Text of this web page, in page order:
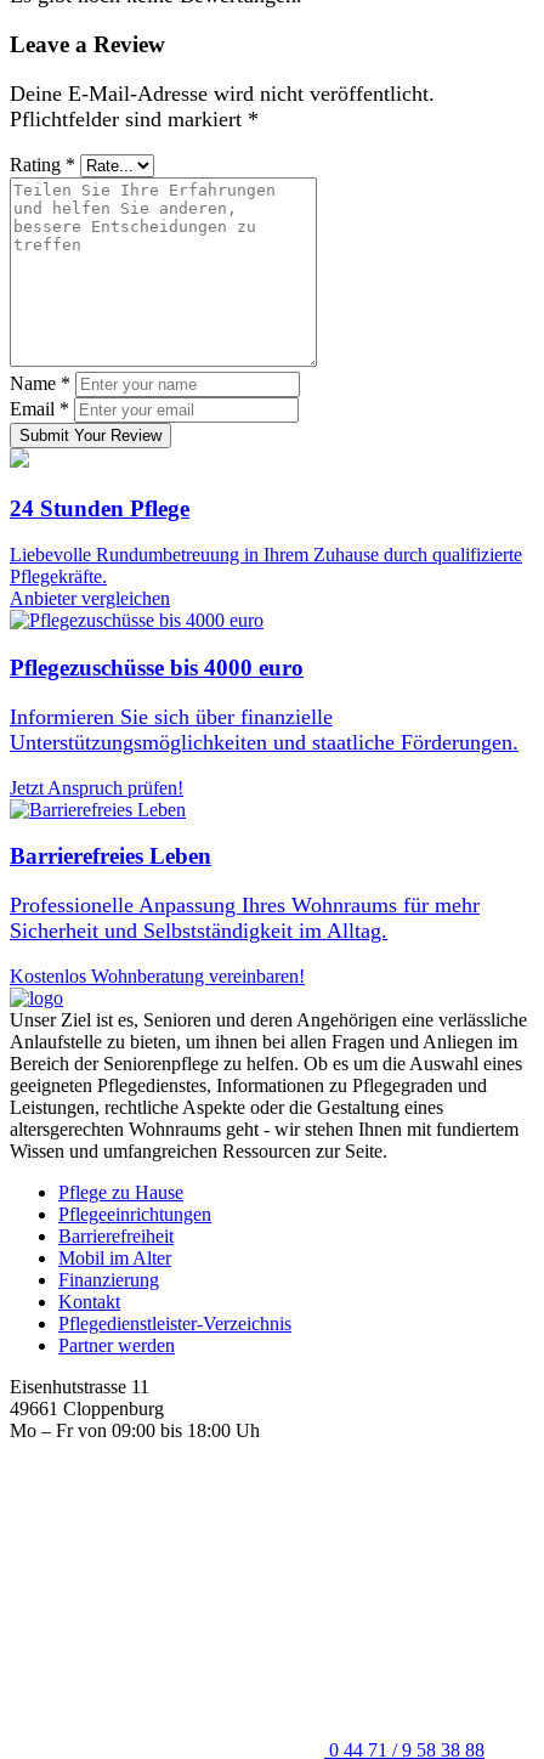
Leave a Review
Deine E-Mail-Adresse wird nicht veröffentlicht.
Pflichtfelder sind markiert *
Rating *
Name *
Email *
Submit Your Review
24 Stunden Pflege
Liebevolle Rundumbetreuung in Ihrem Zuhause durch qualifizierte
Pflegekräfte.
Anbieter vergleichen
Pflegezuschüsse bis 4000 euro
Informieren Sie sich über finanzielle
Unterstützungsmöglichkeiten und staatliche Förderungen.
Jetzt Anspruch prüfen!
Barrierefreies Leben
Professionelle Anpassung Ihres Wohnraums für mehr
Sicherheit und Selbstständigkeit im Alltag.
Kostenlos Wohnberatung vereinbaren!
Unser Ziel ist es, Senioren und deren Angehörigen eine verlässliche
Anlaufstelle zu bieten, um ihnen bei allen Fragen und Anliegen im
Bereich der Seniorenpflege zu helfen. Ob es um die Auswahl eines
geeigneten Pflegedienstes, Informationen zu Pflegegraden und
Leistungen, rechtliche Aspekte oder die Gestaltung eines
altersgerechten Wohnraums geht - wir stehen Ihnen mit fundiertem
Wissen und umfangreichen Ressourcen zur Seite.
Pflege zu Hause
Pflegeeinrichtungen
Barrierefreiheit
Mobil im Alter
Finanzierung
Kontakt
Pflegedienstleister-Verzeichnis
Partner werden
Eisenhutstrasse 11
49661 Cloppenburg
Mo – Fr von 09:00 bis 18:00 Uh
0 44 71 / 9 58 38 88